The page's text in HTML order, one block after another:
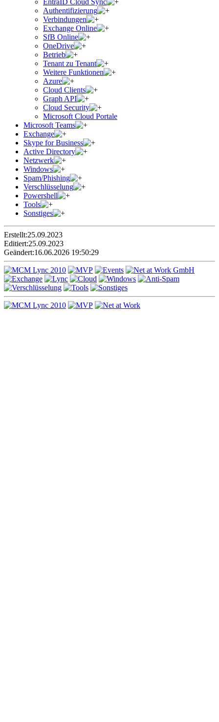
Authentifizierung
Verbindungen
Exchange Online
SfB Online
OneDrive
Betrieb
Tenant zu Tenant
Weitere Funktionen
Azure
Cloud Clients
Graph API
Cloud Security
Microsoft Cloud Portale
Microsoft Teams
Exchange
Skype for Business
Active Directory
Netzwerk
Windows
Spam/Phishing
Verschlüsselung
Powershell
Tools
Sonstiges
Erstellt:25.09.2023
Editiert:25.09.2023
Geändert:16.06.2026 19:50:29